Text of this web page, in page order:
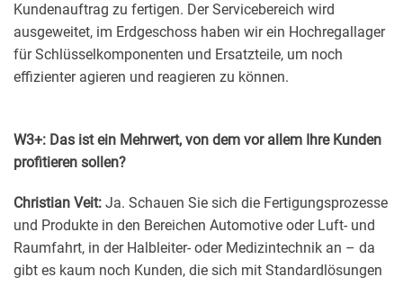
Kundenauftrag zu fertigen. Der Servicebereich wird
ausgeweitet, im Erdgeschoss haben wir ein Hochregallager
für Schlüsselkomponenten und Ersatzteile, um noch
effizienter agieren und reagieren zu können.
W3+: Das ist ein Mehrwert, von dem vor allem Ihre Kunden
profitieren sollen?
Christian Veit: Ja. Schauen Sie sich die Fertigungsprozesse
und Produkte in den Bereichen Automotive oder Luft- und
Raumfahrt, in der Halbleiter- oder Medizintechnik an – da
gibt es kaum noch Kunden, die sich mit Standardlösungen